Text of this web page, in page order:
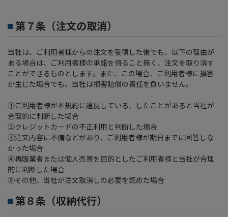
第７条（注文の取消）
当社は、ご利用者様からの注文を受領した後でも、以下の理由が
ある場合は、ご利用者様の承諾を得ること無く、注文を取り消す
ことができるものとします。また、この場合、ご利用者様に損害
が生じた場合でも、当社は損害賠償の責任を負いません。
①ご利用者様が本規約に違反している、したことがあると当社が
合理的に判断した場合
②クレジットカードの不正利用と判断した場合
③注文内容に不備などがあり、ご利用者様が期日までに回答しな
かった場合
④再販業者または個人売買を目的としたご利用者様と当社が合理
的に判断した場合
⑤その他、当社が注文取消しの必要を認めた場合
第８条（収納代行）